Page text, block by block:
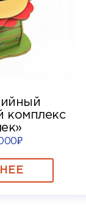
комплекс